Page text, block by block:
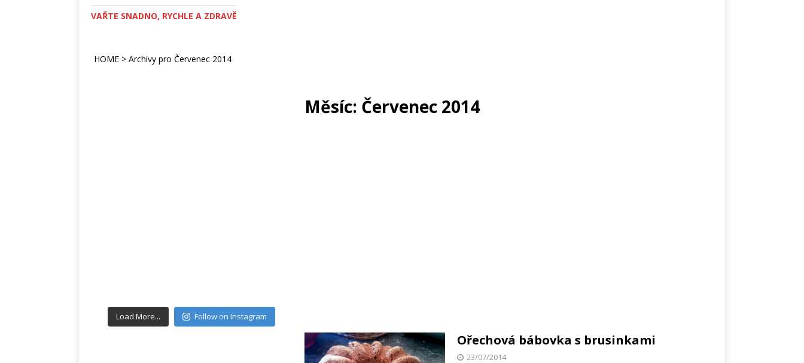
VAŘTE SNADNO, RYCHLE A ZDRAVĚ
HOME > Archivy pro Červenec 2014
Měsíc: Červenec 2014
Ořechová bábovka s brusinkami
23/07/2014
Load More... Follow on Instagram